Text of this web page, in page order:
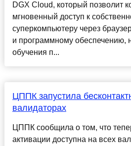
DGX Cloud, который позволит
мгновенный доступ к
суперкомпьютеру через
и программному обеспечению,
обучения п...
ЦППК запустила
валидаторах
ЦППК сообщила о том, что
активации доступна на всех